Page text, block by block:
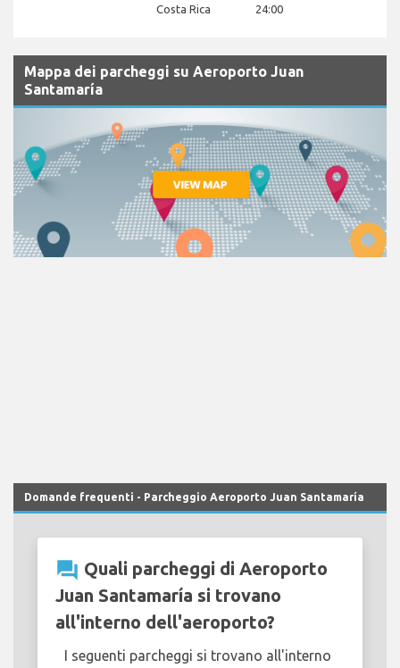
Costa Rica
24:00
Mappa dei parcheggi su Aeroporto Juan
Santamaría
Domande frequenti - Parcheggio Aeroporto Juan Santamaría
question_answer Quali parcheggi di Aeroporto
Juan Santamaría si trovano
all'interno dell'aeroporto?
I seguenti parcheggi si trovano all'interno